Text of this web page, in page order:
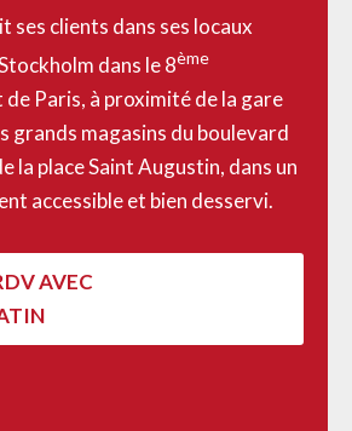
ses clients dans ses locaux
dans le 8ème
Paris, à proximité de la gare
grands magasins du boulevard
la place Saint Augustin, dans un
accessible et bien desservi.
AVEC